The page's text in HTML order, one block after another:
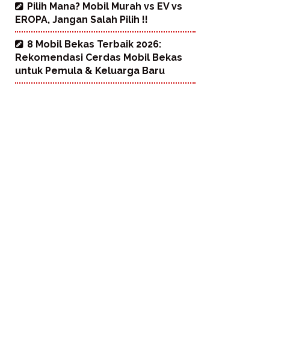
Pilih Mana? Mobil Murah vs EV vs
EROPA, Jangan Salah Pilih !!
8 Mobil Bekas Terbaik 2026:
Rekomendasi Cerdas Mobil Bekas
untuk Pemula & Keluarga Baru